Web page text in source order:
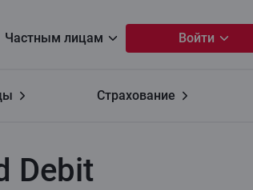
Частным лицaм Войти
Страхование
Debit